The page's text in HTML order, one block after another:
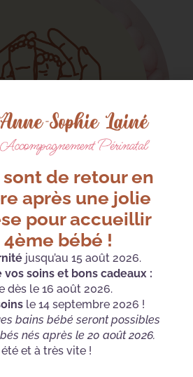
Bébé
partir de 50€
sont de retour en
après une jolie
pour accueillir
bébé !
jusqu’au 15 août 2026.
vos soins et bons cadeaux :
dès le 16 août 2026.
le 14 septembre 2026 !
bains bébé seront possibles
nés après le 20 août 2026.
et à très vite !